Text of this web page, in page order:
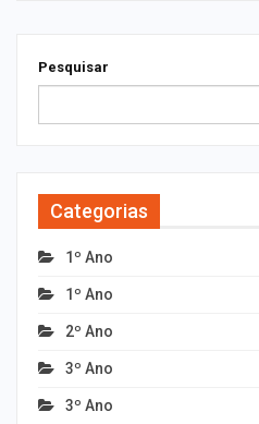
Pesquisar
Categorias
1º Ano
1º Ano
2º Ano
3º Ano
3º Ano